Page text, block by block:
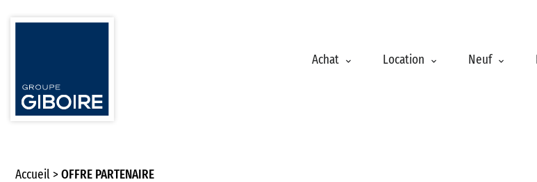
Achat Location Neuf
Accueil OFFRE PARTENAIRE